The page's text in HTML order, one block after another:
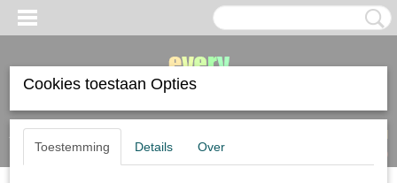
Inloggen Registreren
(0)
Cookies toestaan Opties
Toestemming Details Over